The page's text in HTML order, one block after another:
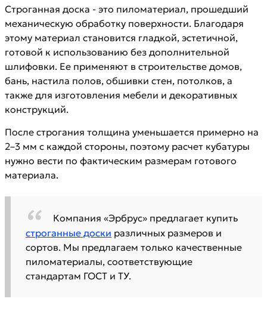
Строганная доска - это пиломатериал, прошедший
механическую обработку поверхности. Благодаря
этому материал становится гладкой, эстетичной,
готовой к использованию без дополнительной
шлифовки. Ее применяют в строительстве домов,
бань, настила полов, обшивки стен, потолков, а
также для изготовления мебели и декоративных
конструкций.
После строгания толщина уменьшается примерно на
2–3 мм с каждой стороны, поэтому расчет кубатуры
нужно вести по фактическим размерам готового
материала.
Компания «Эрбрус» предлагает купить
строганные доски различных размеров и
сортов. Мы предлагаем только качественные
пиломатериалы, соответствующие
стандартам ГОСТ и ТУ.